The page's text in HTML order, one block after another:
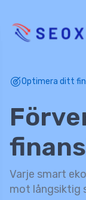
Optimera ditt
Varje smart
mot långsiktig